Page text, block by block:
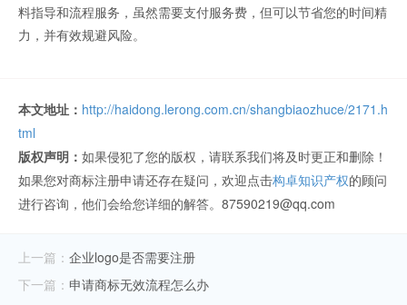
料指导和流程服务，虽然需要支付服务费，但可以节省您的时间精
力，并有效规避风险。
本文地址： http://haidong.lerong.com.cn/shangbiaozhuce/2171.h
tml
版权声明： 如果侵犯了您的版权，请联系我们将及时更正和删除！
如果您对商标注册申请还存在疑问，欢迎点击构卓知识产权的顾问
进行咨询，他们会给您详细的解答。87590219@qq.com
上一篇： 企业logo是否需要注册
下一篇： 申请商标无效流程怎么办